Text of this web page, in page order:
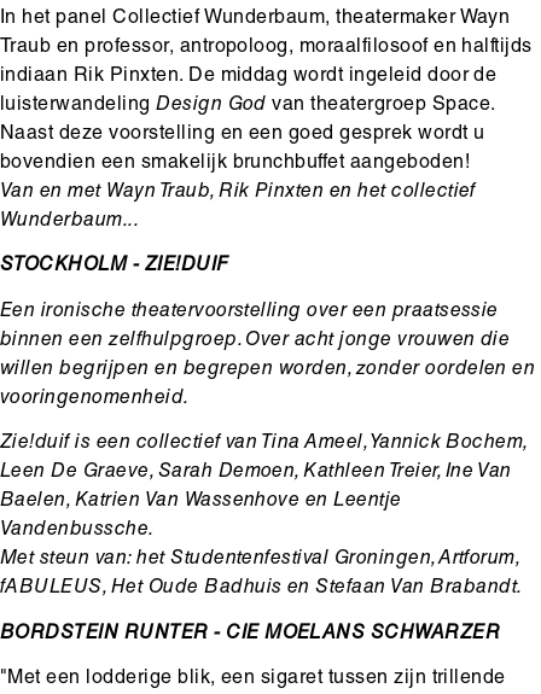
In het panel Collectief Wunderbaum, theatermaker Wayn
Traub en professor, antropoloog, moraalfilosoof en halftijds
indiaan Rik Pinxten. De middag wordt ingeleid door de
luisterwandelingDesign God van theatergroep Space.
Naast deze voorstelling en een goed gesprek wordt u
bovendien een smakelijk brunchbuffet aangeboden!
Van en met Wayn Traub, Rik Pinxten en het collectief
Wunderbaum...
STOCKHOLM - ZIE!DUIF
Een ironische theatervoorstelling over een praatsessie
binnen een zelfhulpgroep. Over acht jonge vrouwen die
willen begrijpen en begrepen worden, zonder oordelen en
vooringenomenheid.
Zie!duif is een collectief van Tina Ameel, Yannick Bochem,
Leen De Graeve, Sarah Demoen, Kathleen Treier, Ine Van
Baelen, Katrien Van Wassenhove en Leentje
Vandenbussche.
Met steun van: het Studentenfestival Groningen, Artforum,
fABULEUS, Het Oude Badhuis en Stefaan Van Brabandt.
BORDSTEIN RUNTER - CIE MOELANS SCHWARZER
"Met een lodderige blik, een sigaret tussen zijn trillende